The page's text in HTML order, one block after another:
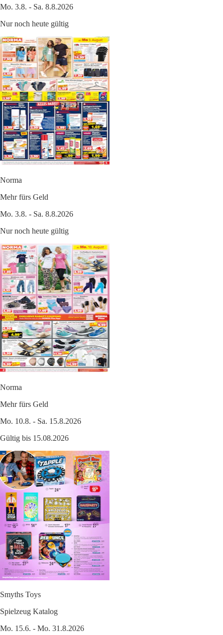
Mo. 3.8. - Sa. 8.8.2026
Nur noch heute gültig
Norma
Mehr fürs Geld
Mo. 3.8. - Sa. 8.8.2026
Nur noch heute gültig
Norma
Mehr fürs Geld
Mo. 10.8. - Sa. 15.8.2026
Gültig bis 15.08.2026
Smyths Toys
Spielzeug Katalog
Mo. 15.6. - Mo. 31.8.2026